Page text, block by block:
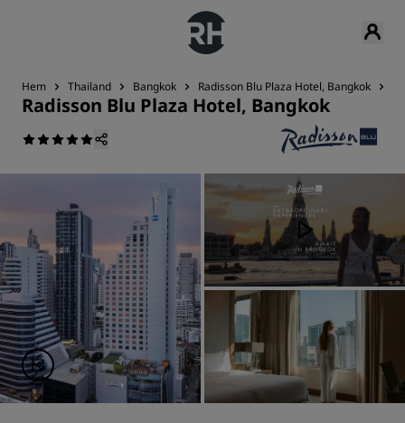
Hem Thailand Bangkok Radisson Blu Plaza Hotel, Bangkok
Radisson Blu Plaza Hotel, Bangkok